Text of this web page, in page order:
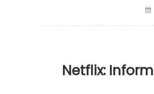
Netflix: